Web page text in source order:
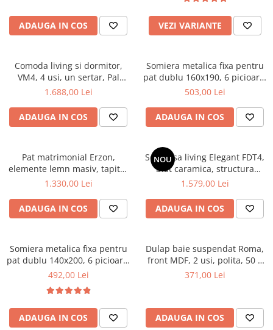
Suporturi si rafturi pantofi
Portmantouri
Seturi mobilier hol
Stender haine
Etajere
Mese gradinita
Scaune gradinita
Set mese si scaune gradinita
Mobilier copii
Scaune birou pentru copii
Saltele patuturi copii
Seturi comode living si dormitor
ADAUGA IN COS VEZI VARIANTE
Comoda living si dormitor,
VM4, 4 usi, un sertar, Pal
melaminat, cu insertii MDF,
1.688,00 Lei
ADAUGA IN COS
Somiera metalica fixa pentru
pat dublu 160x190, 6 picioare,
30 lamele lemn fag, benzi
negru
503,00 Lei
ADAUGA IN COS
Pat matrimonial Erzon,
elemente lemn masiv, tapitat
cu stofa, cu somiera,140x200
1.330,00 Lei
ADAUGA IN COS
NOU
Set masa living Elegant FDT4,
blat caramica, structura
metalica, 140x80x75 cm,
FDC2, tapiterie catifea, 90 kg,
bej
1.579,00 Lei
ADAUGA IN COS
Somiera metalica fixa pentru
pat dublu 140x200, 6 picioare,
32 lamele lemn fag, benzi
negru
492,00 Lei
ADAUGA IN COS
Dulap baie suspendat Roma,
front MDF, 2 usi, polita, 50 x
68 cm, alb
371,00 Lei
ADAUGA IN COS